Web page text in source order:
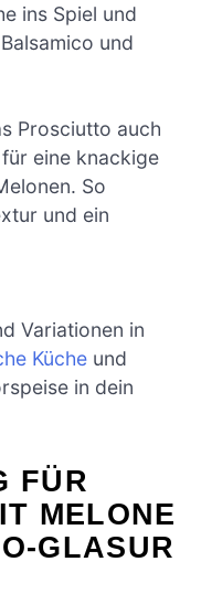
ins Spiel und
und
Prosciutto auch
eine knackige
So
und ein
Variationen in
Küche und
in dein
FÜR
MELONE
GLASUR